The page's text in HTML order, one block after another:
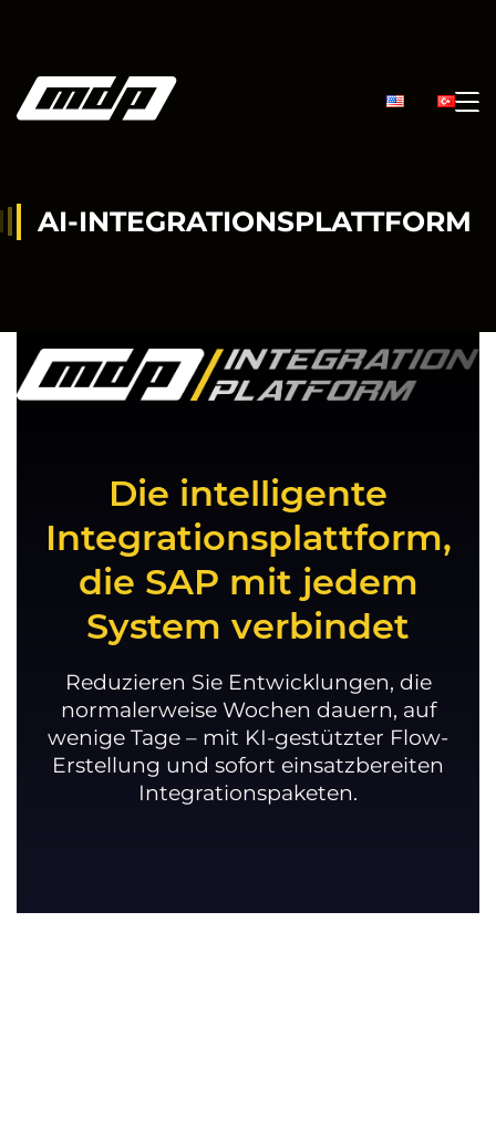
AI-INTEGRATIONSPLATTFORM
Die intelligente
Integrationsplattform,
die SAP mit jedem
System verbindet
Reduzieren Sie Entwicklungen, die
normalerweise Wochen dauern, auf
wenige Tage – mit KI-gestützter Flow-
Erstellung und sofort einsatzbereiten
Integrationspaketen.